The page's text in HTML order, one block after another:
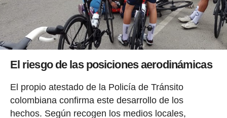
El riesgo de las posiciones aerodinámicas
El propio atestado de la Policía de Tránsito
colombiana confirma este desarrollo de los
hechos. Según recogen los medios locales,